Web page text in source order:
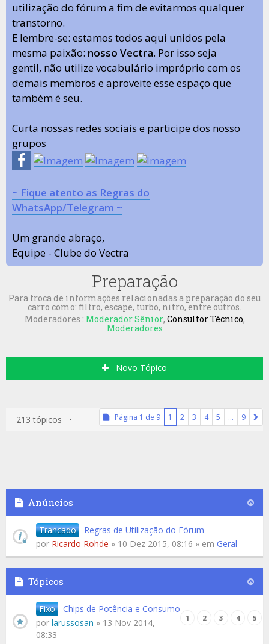
utilização do fórum a fim de evitarmos qualquer
transtorno.
E lembre-se: estamos todos aqui unidos pela
mesma paixão: nosso Vectra. Por isso seja
gentil, não utilize vocabulário impróprio com os
demais membros e aproveite esse espaço que
também é seu.
Curta nossas redes sociais e participe dos nosso
grupos
~ Fique atento as Regras do
WhatsApp/Telegram ~
Um grande abraço,
Equipe - Clube do Vectra
Preparação
Para troca de informações relacionadas a preparação do seu
carro como: filtro, escape, turbo, nitro, entre outros.
Moderadores : Moderador Sênior, Consultor Técnico,
Moderadores
Novo Tópico
213 tópicos • Página 1 de 9 1 2 3 4 5 … 9
Anúncios
Trancado
Regras de Utilização do Fórum
por Ricardo Rohde » 10 Dez 2015, 08:16 » em Geral
Tópicos
Fixo Chips de Potência e Consumo
1 2 3 4 5
por larussosan » 13 Nov 2014,
08:33